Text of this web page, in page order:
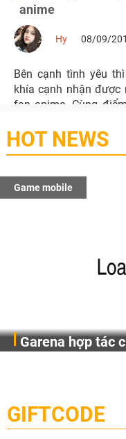
anime
Hy 08/09/
Bên cạnh tình yêu
khía cạnh nhận được
fan anime. Cùng
HOT NEWS
Game mobile
Garena hợp tác
cầu, theo giấy phép
Pocketpair, Inc.
GIFTCODE